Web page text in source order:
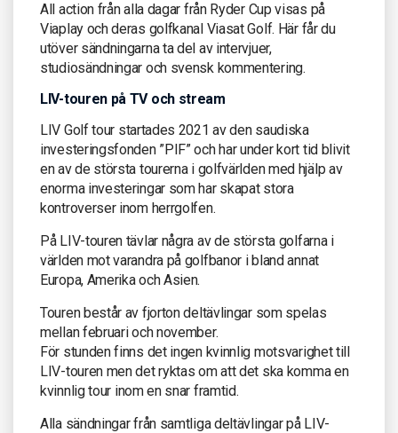
All action från alla dagar från Ryder Cup visas på
Viaplay och deras golfkanal Viasat Golf. Här får du
utöver sändningarna ta del av intervjuer,
studiosändningar och svensk kommentering.
LIV-touren på TV och stream
LIV Golf tour startades 2021 av den saudiska
investeringsfonden ”PIF” och har under kort tid blivit
en av de största tourerna i golfvärlden med hjälp av
enorma investeringar som har skapat stora
kontroverser inom herrgolfen.
På LIV-touren tävlar några av de största golfarna i
världen mot varandra på golfbanor i bland annat
Europa, Amerika och Asien.
Touren består av fjorton deltävlingar som spelas
mellan februari och november.
För stunden finns det ingen kvinnlig motsvarighet till
LIV-touren men det ryktas om att det ska komma en
kvinnlig tour inom en snar framtid.
Alla sändningar från samtliga deltävlingar på LIV-